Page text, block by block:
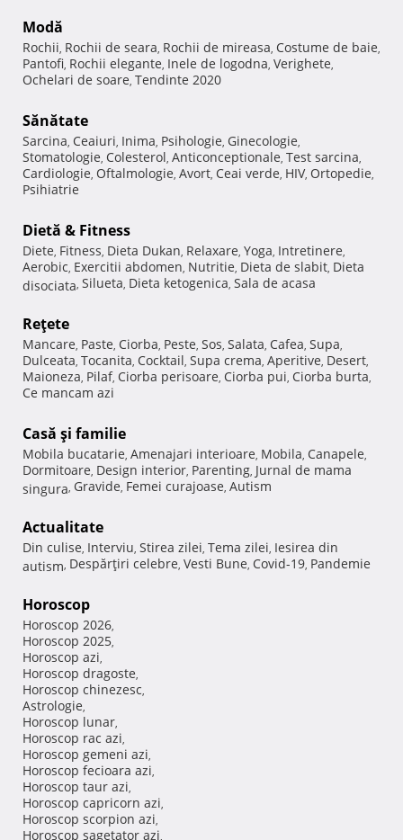
Modă
Rochii, Rochii de seara, Rochii de mireasa, Costume de baie,
Pantofi, Rochii elegante, Inele de logodna, Verighete,
Ochelari de soare, Tendinte 2020
Sănătate
Sarcina, Ceaiuri, Inima, Psihologie, Ginecologie,
Stomatologie, Colesterol, Anticonceptionale, Test sarcina,
Cardiologie, Oftalmologie, Avort, Ceai verde, HIV, Ortopedie,
Psihiatrie
Dietă & Fitness
Diete, Fitness, Dieta Dukan, Relaxare, Yoga, Intretinere,
Aerobic, Exercitii abdomen, Nutritie, Dieta de slabit, Dieta
disociata, Silueta, Dieta ketogenica, Sala de acasa
Reţete
Mancare, Paste, Ciorba, Peste, Sos, Salata, Cafea, Supa,
Dulceata, Tocanita, Cocktail, Supa crema, Aperitive, Desert,
Maioneza, Pilaf, Ciorba perisoare, Ciorba pui, Ciorba burta,
Ce mancam azi
Casă şi familie
Mobila bucatarie, Amenajari interioare, Mobila, Canapele,
Dormitoare, Design interior, Parenting, Jurnal de mama
singura, Gravide, Femei curajoase, Autism
Actualitate
Din culise, Interviu, Stirea zilei, Tema zilei, Iesirea din
autism, Despărţiri celebre, Vesti Bune, Covid-19, Pandemie
Horoscop
Horoscop 2026,
Horoscop 2025,
Horoscop azi,
Horoscop dragoste,
Horoscop chinezesc,
Astrologie,
Horoscop lunar,
Horoscop rac azi,
Horoscop gemeni azi,
Horoscop fecioara azi,
Horoscop taur azi,
Horoscop capricorn azi,
Horoscop scorpion azi,
Horoscop sagetator azi,